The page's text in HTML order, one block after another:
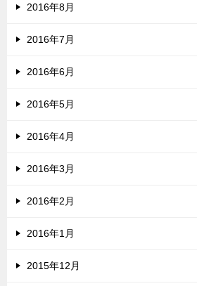
2016年8月
2016年7月
2016年6月
2016年5月
2016年4月
2016年3月
2016年2月
2016年1月
2015年12月